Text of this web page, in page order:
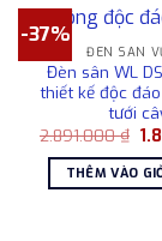
-37%
ĐÈN SÂN
Đèn sân WL
thiết kế độc
tưới
2.891.000₫ Giá
là:
THÊM VÀO